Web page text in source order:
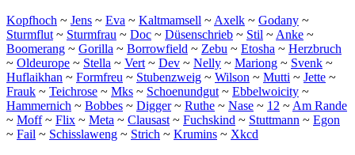
Kopfhoch ~ Jens ~ Eva ~ Kaltmamsell ~ Axelk ~ Godany ~
Sturmflut ~ Sturmfrau ~ Doc ~ Düsenschrieb ~ Stil ~ Anke ~
Boomerang ~ Gorilla ~ Borrowfield ~ Zebu ~ Etosha ~ Herzbruch
~ Oldeurope ~ Stella ~ Vert ~ Dev ~ Nelly ~ Mariong ~ Svenk ~
Huflaikhan ~ Formfreu ~ Stubenzweig ~ Wilson ~ Mutti ~ Jette ~
Frauk ~ Teichrose ~ Mks ~ Schoenundgut ~ Ebbelwoicity ~
Hammernich ~ Bobbes ~ Digger~ Ruthe ~ Nase ~ 12 ~ Am Rande
~ Moff~ Flix ~ Meta ~ Clausast ~ Fuchskind ~ Stuttmann ~ Egon
~ Fail ~ Schisslaweng ~ Strich ~ Krumins ~ Xkcd